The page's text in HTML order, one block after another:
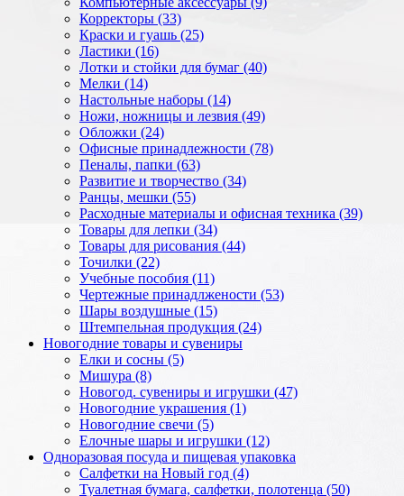
Корректоры (33)
Краски и гуашь (25)
Ластики (16)
Лотки и стойки для бумаг (40)
Мелки (14)
Настольные наборы (14)
Ножи, ножницы и лезвия (49)
Обложки (24)
Офисные принадлежности (78)
Пеналы, папки (63)
Развитие и творчество (34)
Ранцы, мешки (55)
Расходные материалы и офисная техника (39)
Товары для лепки (34)
Товары для рисования (44)
Точилки (22)
Учебные пособия (11)
Чертежные принадлжености (53)
Шары воздушные (15)
Штемпельная продукция (24)
Новогодние товары и сувениры
Елки и сосны (5)
Мишура (8)
Новогод. сувениры и игрушки (47)
Новогодние украшения (1)
Новогодние свечи (5)
Елочные шары и игрушки (12)
Одноразовая посуда и пищевая упаковка
Салфетки на Новый год (4)
Туалетная бумага, салфетки, полотенца (50)